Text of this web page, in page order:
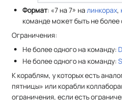
Формат: «7 на 7» налинкорах,
команде может быть не более
Ограничения:
Не более одного на команду:
Не более одного на команду:
К кораблям, у которых есть
пятницы» или корабли
ограничения, если есть